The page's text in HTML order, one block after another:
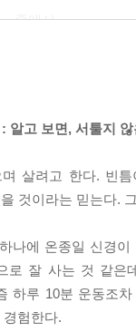
중에서
는 뻥쟁이가 살고
것만큼 그렇게 오
의 관계도 살
내 외모가 마음에
」 중에서
알고 보면, 서툴지
살려고 한다. 빈
것이라는 믿는다.
나에 온종일 신경
로 잘 사는 것 같
하루 10분 운동조
험한다.